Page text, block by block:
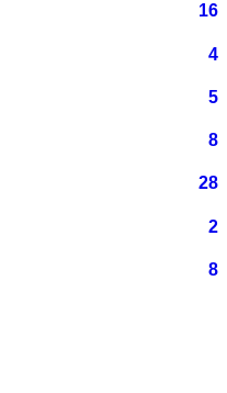
16
4
5
8
28
2
8